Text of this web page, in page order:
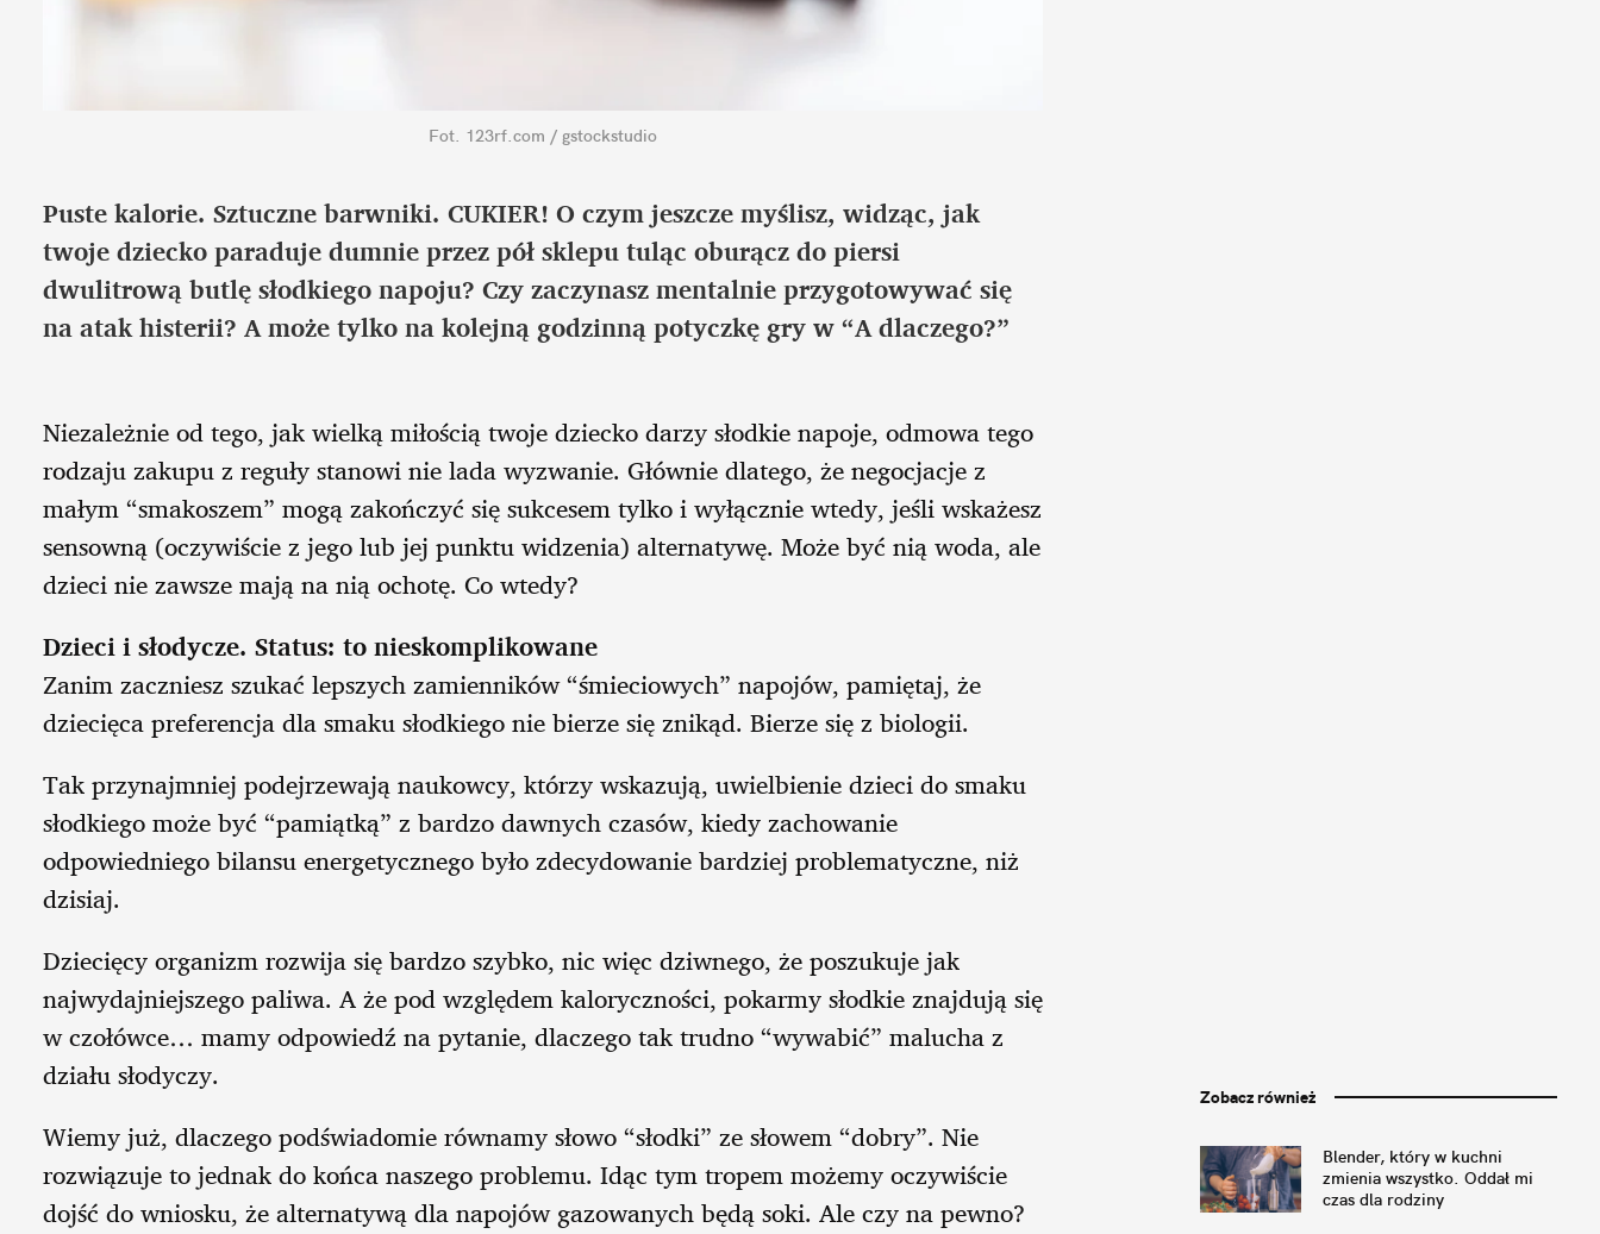
Fot. 123rf.com / gstockstudio
Puste kalorie. Sztuczne barwniki. CUKIER! O czym jeszcze myślisz, widząc, jak
twoje dziecko paraduje dumnie przez pół sklepu tuląc oburącz do piersi
dwulitrową butlę słodkiego napoju? Czy zaczynasz mentalnie przygotowywać się
na atak histerii? A może tylko na kolejną godzinną potyczkę gry w “A dlaczego?”
Niezależnie od tego, jak wielką miłością twoje dziecko darzy słodkie napoje, odmowa tego
rodzaju zakupu z reguły stanowi nie lada wyzwanie. Głównie dlatego, że negocjacje z
małym “smakoszem” mogą zakończyć się sukcesem tylko i wyłącznie wtedy, jeśli wskażesz
sensowną (oczywiście z jego lub jej punktu widzenia) alternatywę. Może być nią woda, ale
dzieci nie zawsze mają na nią ochotę. Co wtedy?
Dzieci i słodycze. Status: to nieskomplikowane
Zanim zaczniesz szukać lepszych zamienników “śmieciowych” napojów, pamiętaj, że
dziecięca preferencja dla smaku słodkiego nie bierze się znikąd. Bierze się z biologii.
Tak przynajmniej podejrzewają naukowcy, którzy wskazują, uwielbienie dzieci do smaku
słodkiego może być “pamiątką” z bardzo dawnych czasów, kiedy zachowanie
odpowiedniego bilansu energetycznego było zdecydowanie bardziej problematyczne, niż
dzisiaj.
Dziecięcy organizm rozwija się bardzo szybko, nic więc dziwnego, że poszukuje jak
najwydajniejszego paliwa. A że pod względem kaloryczności, pokarmy słodkie znajdują się
w czołówce… mamy odpowiedź na pytanie, dlaczego tak trudno “wywabić” malucha z
działu słodyczy.
Wiemy już, dlaczego podświadomie równamy słowo “słodki” ze słowem “dobry”. Nie
rozwiązuje to jednak do końca naszego problemu. Idąc tym tropem możemy oczywiście
dojść do wniosku, że alternatywą dla napojów gazowanych będą soki. Ale czy na pewno?
Zobacz również
Blender, który w kuchni
zmienia wszystko. Oddał mi
czas dla rodziny